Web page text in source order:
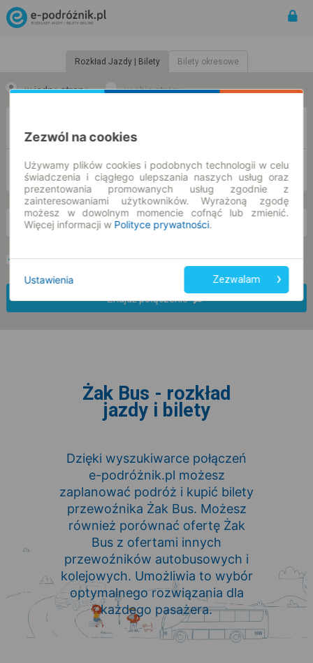
Rozkład Jazdy | Bilety Bilety okresowe
w jedną stronę w obie strony
DO
so. 8 sie. -- : --
Preferuj bez przesiadek Tylko bilet online
Znajdź połączenie
Żak Bus - rozkład
jazdy i bilety
Dzięki wyszukiwarce połączeń
e-podróżnik.pl możesz
zaplanować podróż i kupić bilety
przewoźnika Żak Bus. Możesz
również porównać ofertę Żak
Bus z ofertami innych
przewoźników autobusowych i
kolejowych. Umożliwia to wybór
optymalnego rozwiązania dla
każdego pasażera.
Zezwól na cookies
Używamy plików cookies i podobnych technologii w celu
świadczenia i ciągłego ulepszania naszych usług oraz
prezentowania promowanych usług zgodnie z
zainteresowaniami użytkowników. Wyrażoną zgodę
możesz w dowolnym momencie cofnąć lub zmienić.
Więcej informacji w Polityce prywatności.
Ustawienia Zezwalam